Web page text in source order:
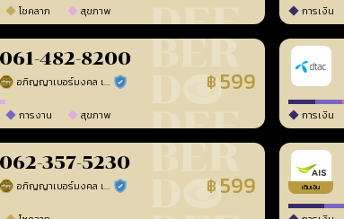
โชคลาภ สุขภาพ การเงิน
061-482-8200
อภิญญาเบอร์มงคล เบอร์สวยเลขศาสตร์ ร้านยืนยันแล้ว ฿ 599
การงาน สุขภาพ การเงิน
062-357-5230
อภิญญาเบอร์มงคล เบอร์สวยเลขศาสตร์ ร้านยืนยันแล้ว ฿ 599 เติมเงิน